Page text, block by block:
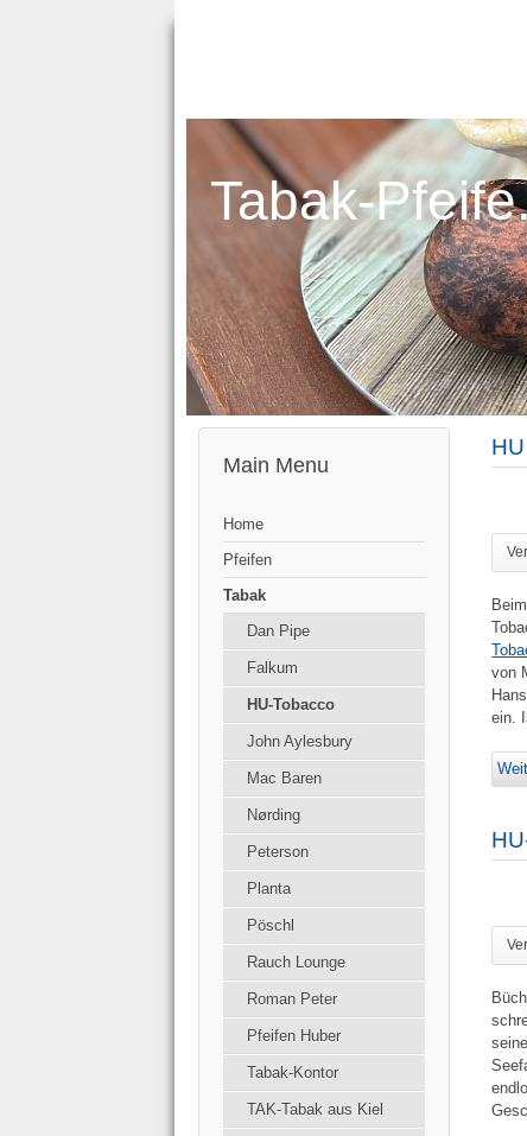
Tabak-
Main Menu
Home
Pfeifen
Tabak
Dan Pipe
Falkum
HU-Tobacco
John Aylesbury
Mac Baren
Nørding
Peterson
Planta
Pöschl
Rauch Lounge
Roman Peter
Pfeifen Huber
Tabak-Kontor
TAK-Tabak aus Kiel
von
ein.